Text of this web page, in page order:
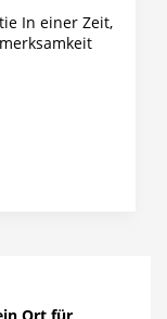
In einer Zeit,